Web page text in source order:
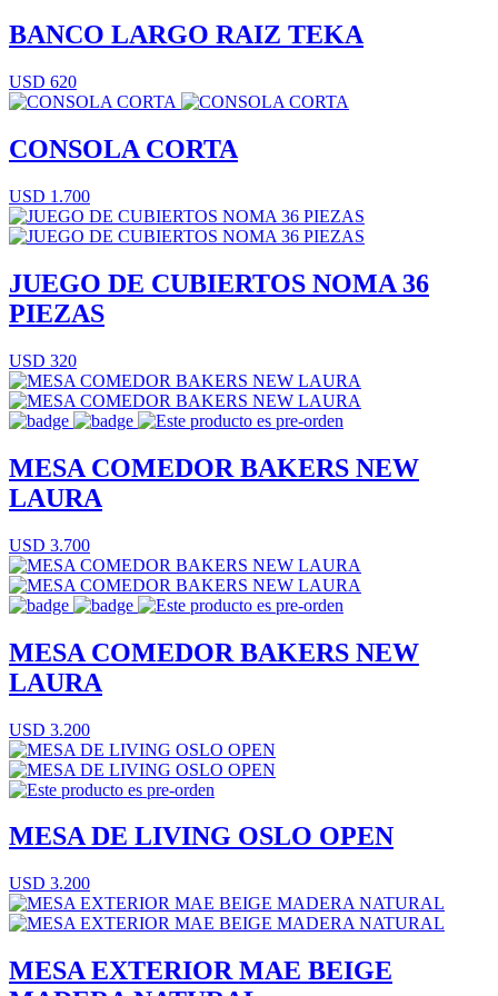
BANCO LARGO RAIZ TEKA
USD 620
CONSOLA CORTA
USD 1.700
JUEGO DE CUBIERTOS NOMA 36
PIEZAS
USD 320
MESA COMEDOR BAKERS NEW
LAURA
USD 3.700
MESA COMEDOR BAKERS NEW
LAURA
USD 3.200
MESA DE LIVING OSLO OPEN
USD 3.200
MESA EXTERIOR MAE BEIGE